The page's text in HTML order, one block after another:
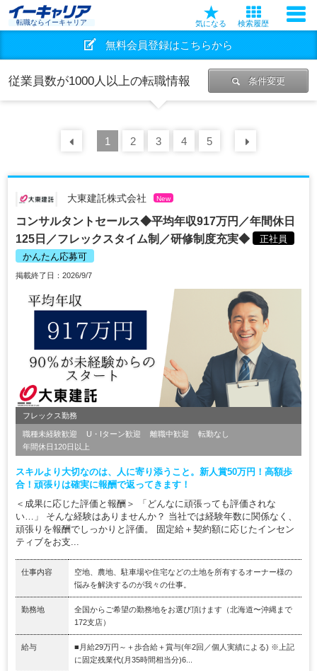
転職ならイーキャリア 気になる 検索履歴
無料会員登録はこちらから
従業員数が1000人以上の転職情報 条件変更
前の 30
1 2 3 4 5
大東建託株式会社 New
コンサルタントセールス◆平均年収917万円／年間休日
125日／フレックスタイム制／研修制度充実◆
正社員
かんたん応募可
掲載終了日：2026/9/7
フレックス勤務
職種未経験歓迎 U・Iターン歓迎 離職中歓迎
転勤なし
年間休日120日以上
スキルより大切なのは、人に寄り添うこと。新人賞50万円！高額歩
合！頑張りは確実に報酬で返ってきます！
＜成果に応じた評価と報酬＞ 「どんなに頑張っても評価されな
い…」 そんな経験はありませんか？ 当社では経験年数に関係なく、
頑張りを報酬でしっかりと評価。 固定給＋契約額に応じたインセン
ティブをお支...
仕事内容
空地、農地、駐車場や住宅などの土地を所有するオーナー様の
悩みを解決するのが我々の仕事。
勤務地
全国からご希望の勤務地をお選び頂けます（北海道〜沖縄まで
172支店）
給与
■月給29万円～＋歩合給＋賞与(年2回／個人実績による) ※上記
に固定残業代(月35時間相当分)6...